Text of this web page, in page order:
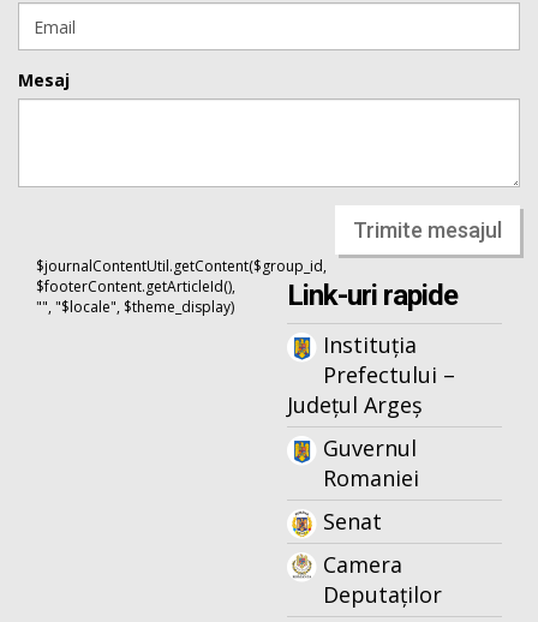
Mesaj
Trimite mesajul
$journalContentUtil.getContent($group_id,
$footerContent.getArticleId(),
"", "$locale", $theme_display)
Link-uri rapide
Instituția
Prefectului –
Județul Argeș
Guvernul
Romaniei
Senat
Camera
Deputaților